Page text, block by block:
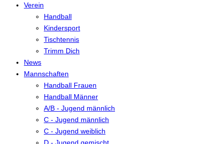
Verein
Handball
Kindersport
Tischtennis
Trimm Dich
News
Mannschaften
Handball Frauen
Handball Männer
A/B - Jugend männlich
C - Jugend männlich
C - Jugend weiblich